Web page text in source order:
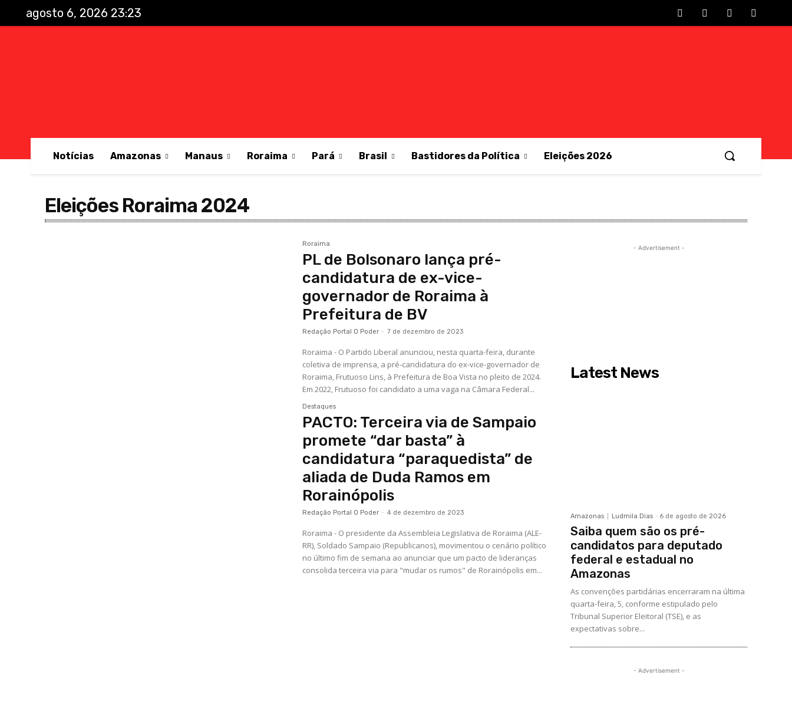
agosto 6, 2026 23:23
Notícias Amazonas Manaus Roraima Pará Brasil Bastidores da Política Eleições 2026
Eleições Roraima 2024
Roraima
PL de Bolsonaro lança pré-
candidatura de ex-vice-
governador de Roraima à
Prefeitura de BV
Redação Portal O Poder - 7 de dezembro de 2023
Roraima - O Partido Liberal anunciou, nesta quarta-feira, durante
coletiva de imprensa, a pré-candidatura do ex-vice-governador de
Roraima, Frutuoso Lins, à Prefeitura de Boa Vista no pleito de 2024.
Em 2022, Frutuoso foi candidato a uma vaga na Câmara Federal...
Destaques
PACTO: Terceira via de Sampaio
promete “dar basta” à
candidatura “paraquedista” de
aliada de Duda Ramos em
Rorainópolis
Redação Portal O Poder - 4 de dezembro de 2023
Roraima - O presidente da Assembleia Legislativa de Roraima (ALE-
RR), Soldado Sampaio (Republicanos), movimentou o cenário político
no último fim de semana ao anunciar que um pacto de lideranças
consolida terceira via para "mudar os rumos" de Rorainópolis em...
- Advertisement -
Latest News
Amazonas Ludmila Dias - 6 de agosto de 2026
Saiba quem são os pré-
candidatos para deputado
federal e estadual no
Amazonas
As convenções partidárias encerraram na última
quarta-feira, 5, conforme estipulado pelo
Tribunal Superior Eleitoral (TSE), e as
expectativas sobre...
- Advertisement -